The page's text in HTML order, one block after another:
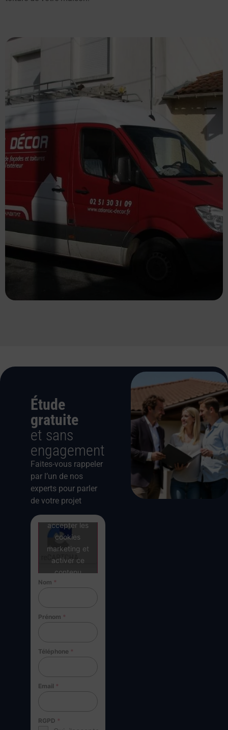
Étude
gratuite
et sans
engagement
Faites-vous rappeler
par l’un de nos
experts pour parler
de votre projet
Cliquez pour
accepter les
cookies
marketing et
activer ce
contenu
Nom *
Prénom *
Téléphone *
Email *
RGPD *